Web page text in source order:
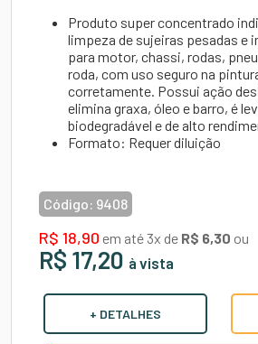
Produto super concentrado
limpeza de sujeiras pesadas e
para motor, chassi, rodas,
roda, com uso seguro na
corretamente. Possui ação
elimina graxa, óleo e barro, é
biodegradável e de alto
Formato: Requer diluição
Código: 9408
R$ 18,90 em até 3x de R$ 6,30 ou
R$ 17,20 à vista
+ DETALHES